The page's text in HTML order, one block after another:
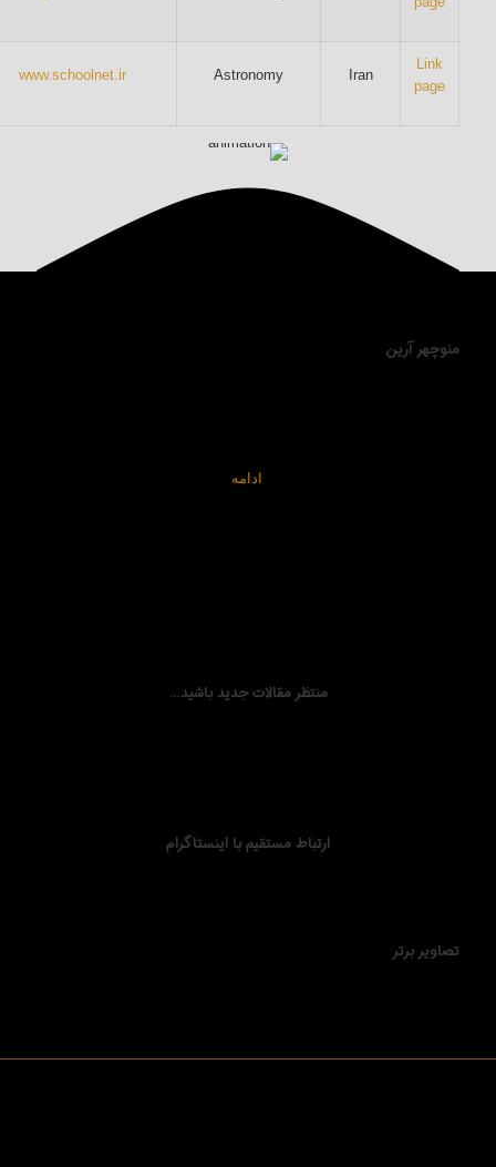
Link
page
Iran
Astronomy
www.schoolnet.ir
منوچهر آرین
ادامه
منتظر مقالات جدید باشید…
ارتباط مستقیم با اینستاگرام
تصاویر برتر